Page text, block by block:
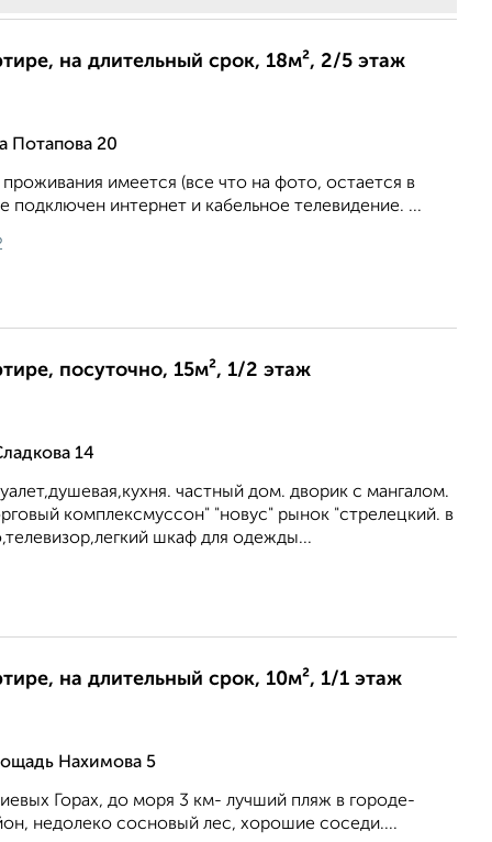
на длительный срок, 18м², 2/5 этаж
20
имеется (все что на фото, остается в
подключен интернет и кабельное телевидение. ...
посуточно, 15м², 1/2 этаж
14
частный дом. дворик с мангалом.
комплексмуссон" "новус" рынок "стрелецкий. в
шкаф для одежды...
на длительный срок, 10м², 1/1 этаж
Нахимова 5
Горах, до моря 3 км- лучший пляж в городе-
недолеко сосновый лес, хорошие соседи....